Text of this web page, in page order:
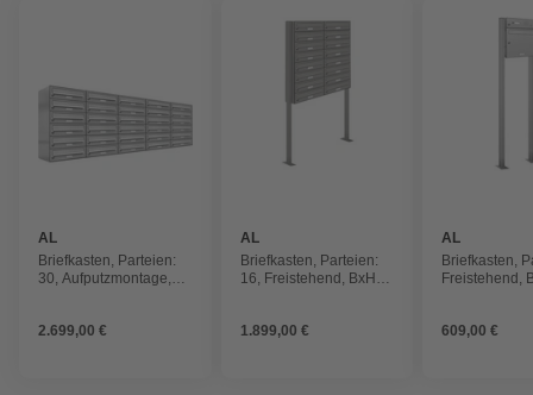
AL
BRIEFKASTENSYSTEME
Briefkasten, Parteien:
30, Aufputzmontage,
2.699,00 €
AL
BRIEFKASTENSYSTEME
Briefkasten, Parteien:
16, Freistehend, BxHxT:
1.899,00 €
AL
Briefkasten,
Freistehend,
609,00 €